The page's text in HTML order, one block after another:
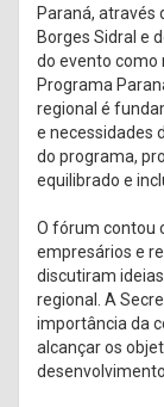
Paraná, através
Borges Sidral e
do evento como
Programa
regional é
e necessidades
do programa,
equilibrado e
O fórum contou
empresários e
discutiram
regional. A
importância da
alcançar os